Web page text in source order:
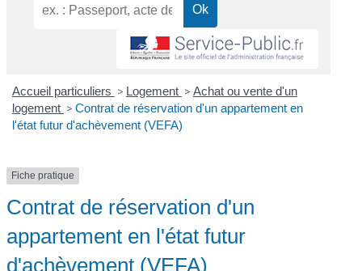
Accueil particuliers > Logement > Achat ou vente d'un
logement > Contrat de réservation d'un appartement en
l'état futur d'achèvement (VEFA)
Fiche pratique
Contrat de réservation d'un
appartement en l'état futur
d'achèvement (VEFA)